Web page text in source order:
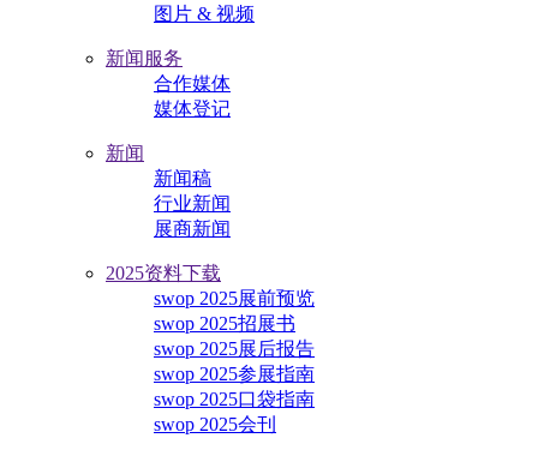
图片 & 视频
新闻服务
合作媒体
媒体登记
新闻
新闻稿
行业新闻
展商新闻
2025资料下载
swop 2025展前预览
swop 2025招展书
swop 2025展后报告
swop 2025参展指南
swop 2025口袋指南
swop 2025会刊